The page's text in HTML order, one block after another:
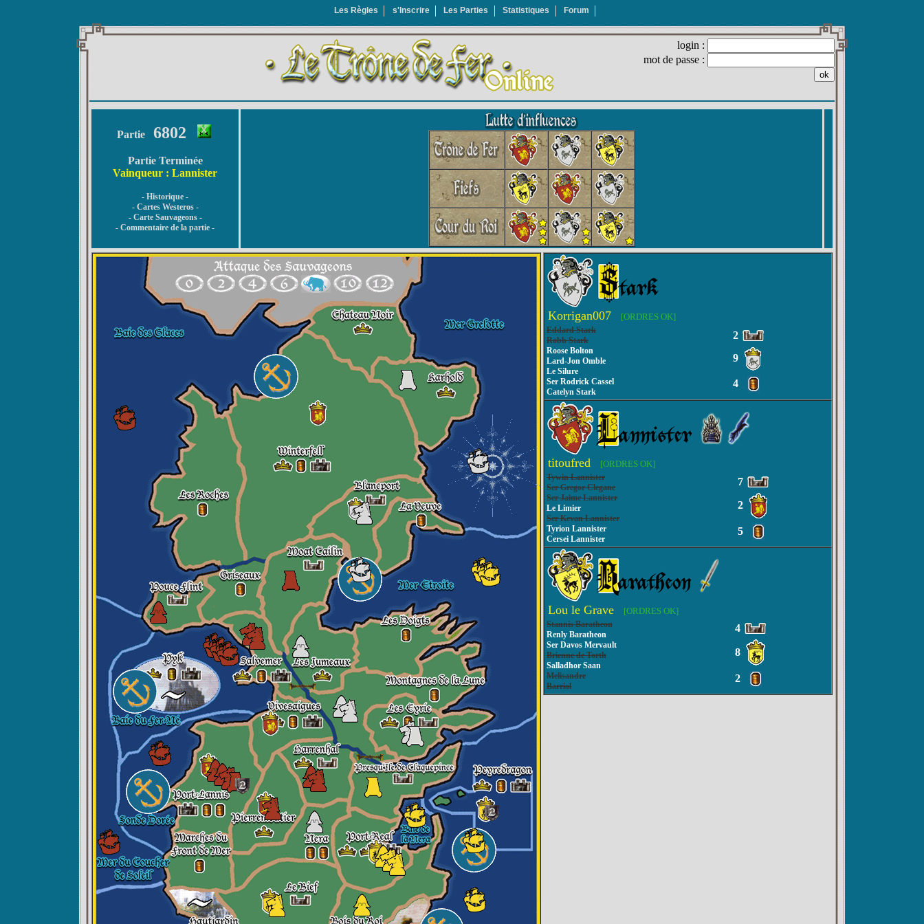
Les Règles s'Inscrire Les Parties Statistiques Forum
login :
mot de passe :
Partie 6802
Partie Terminée
Vainqueur : Lannister
- Historique -
- Cartes Westeros -
- Carte Sauvageons -
- Commentaire de la partie -
Korrigan007 [ORDRES OK]
Eddard Stark
Robb Stark
Roose Bolton
Lard-Jon Omble
Le Silure
Ser Rodrick Cassel
Catelyn Stark
2
9
4
titoufred [ORDRES OK]
Tywin Lannister
Ser Gregor Clegane
Ser Jaime Lannister
Le Limier
Ser Kevan Lannister
Tyrion Lannister
Cersei Lannister
7
2
5
Lou le Grave [ORDRES OK]
Stannis Baratheon
Renly Baratheon
Ser Davos Mervault
Brienne de Torth
Salladhor Saan
Melisandre
Barriol
4
8
2